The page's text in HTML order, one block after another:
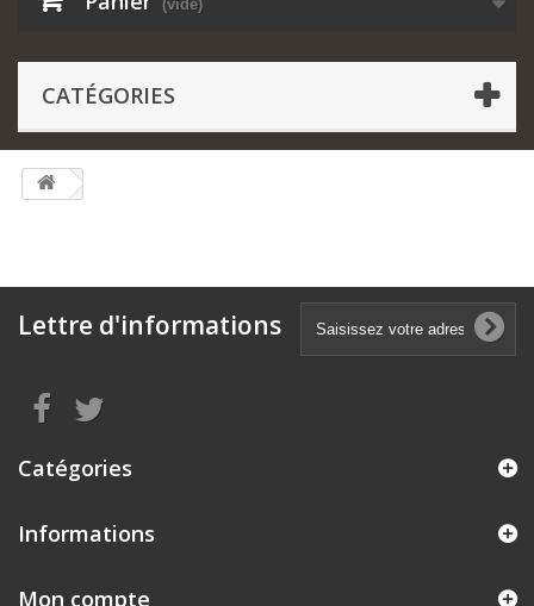
(vide)
CATÉGORIES
Lettre d'informations
Catégories
Informations
Mon compte